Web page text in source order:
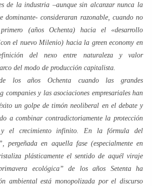
de la industria –aunque sin alcanzar nunca la
dominante- consideraran razonable, cuando no
(años Ochenta) hacia el «desarrollo
el nuevo Milenio) hacia la green economyen
del nexo entre naturalezay valor
del modo de producción capitalista.
los años Ochenta cuando las grandes
companiesy las asociaciones empresariales han
un golpe de timón neoliberal en el debate y
a combinar contradictoriamente la protección
y el crecimiento infinito. En la fórmula del
”, pergeñada en aquella fase (especialmente en
plásticamente el sentido de aquél viraje
ecológica” de los años Setentaha
ambiental está monopolizada por el discurso